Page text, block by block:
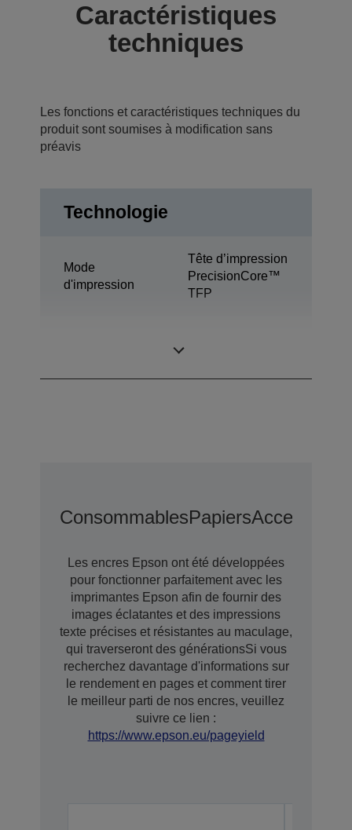
Caractéristiques
techniques
Les fonctions et caractéristiques techniques du
produit sont soumises à modification sans
préavis
Technologie
Mode
d'impression
Tête d’impression
PrecisionCore™
TFP
ConsommablesPapiersAccessoires
Les encres Epson ont été développées
pour fonctionner parfaitement avec les
imprimantes Epson afin de fournir des
images éclatantes et des impressions
texte précises et résistantes au maculage,
qui traverseront des générationsSi vous
recherchez davantage d'informations sur
le rendement en pages et comment tirer
le meilleur parti de nos encres, veuillez
suivre ce lien :
https://www.epson.eu/pageyield